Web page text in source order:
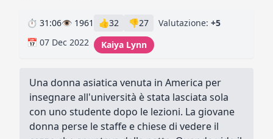
⏱ 31:06👁 1961 👍32 👎27 Valutazione: +5
📅 07 Dec 2022
Kaiya Lynn
Una donna asiatica venuta in America per
insegnare all'università è stata lasciata sola
con uno studente dopo le lezioni. La giovane
donna perse le staffe e chiese di vedere il